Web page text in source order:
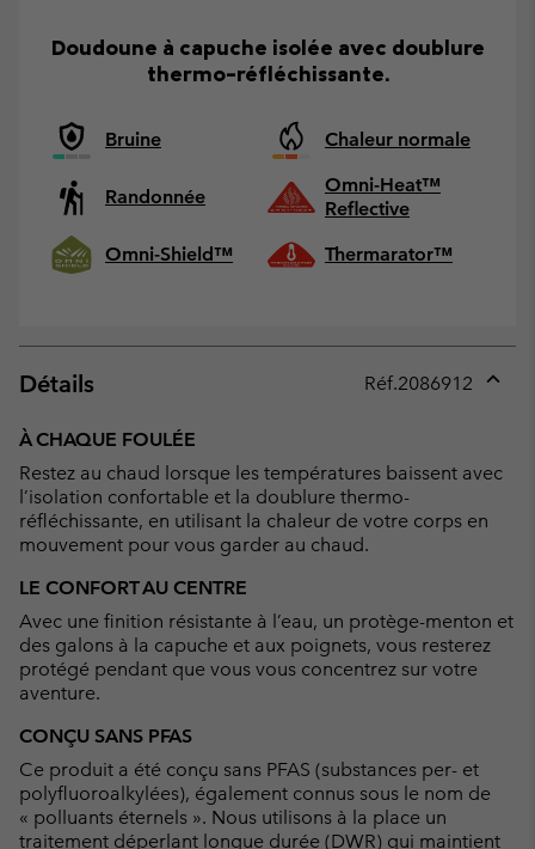
Doudoune à capuche isolée avec doublure
thermo-réfléchissante.
Bruine Chaleur normale
Randonnée
Omni-Heat™
Reflective
Omni-Shield™
Thermarator™
Détails Réf.2086912
À CHAQUE FOULÉE
Restez au chaud lorsque les températures baissent avec
l’isolation confortable et la doublure thermo-
réfléchissante, en utilisant la chaleur de votre corps en
mouvement pour vous garder au chaud.
LE CONFORT AU CENTRE
Avec une finition résistante à l’eau, un protège-menton et
des galons à la capuche et aux poignets, vous resterez
protégé pendant que vous vous concentrez sur votre
aventure.
CONÇU SANS PFAS
Ce produit a été conçu sans PFAS (substances per- et
polyfluoroalkylées), également connus sous le nom de
« polluants éternels ». Nous utilisons à la place un
traitement déperlant longue durée (DWR) qui maintient